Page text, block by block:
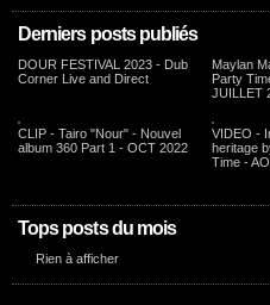
Derniers posts publiés
DOUR FESTIVAL 2023 - Dub
Corner Live and Direct
Maylan
Party
JUILLET
CLIP - Tairo "Nour" - Nouvel
album 360 Part 1 - OCT 2022
VIDEO -
heritage
Time -
Tops posts du mois
Rien à afficher